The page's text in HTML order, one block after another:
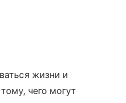
жизни и
чего могут